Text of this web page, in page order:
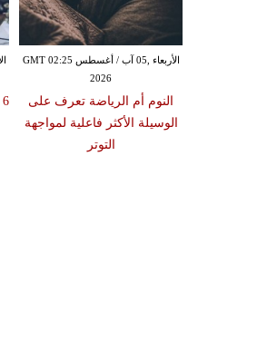
الأربعاء ,05 آب / أغسطس GMT 02:25
2026
النوم أم الرياضة تعرف على
الوسيلة الأكثر فاعلية لمواجهة
التوتر